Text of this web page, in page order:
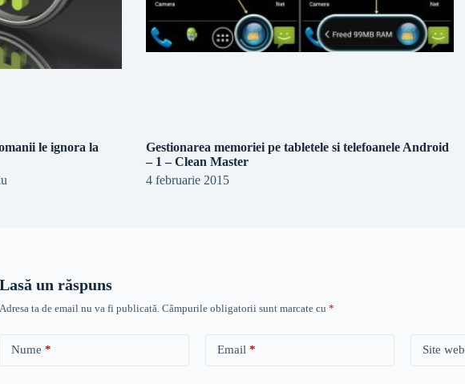
le ignora la
Gestionarea memoriei pe tabletele si telefoanele Android
– 1 – Clean Master
4 februarie 2015
Lasă un răspuns
Adresa ta de email nu va fi publicată. Câmpurile obligatorii sunt marcate cu *
Nume * Email * Site web